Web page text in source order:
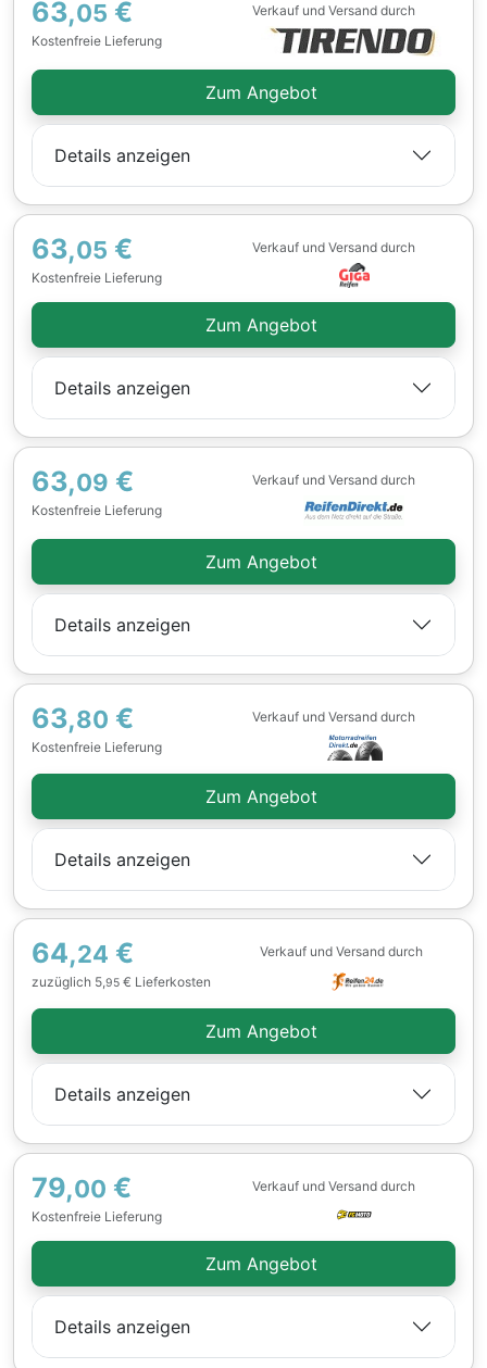
63,05 €
Kostenfreie Lieferung
Verkauf und Versand durch
Zum Angebot
Details anzeigen
63,05 €
Kostenfreie Lieferung
Verkauf und Versand durch
Zum Angebot
Details anzeigen
63,09 €
Kostenfreie Lieferung
Verkauf und Versand durch
Zum Angebot
Details anzeigen
63,80 €
Kostenfreie Lieferung
Verkauf und Versand durch
Zum Angebot
Details anzeigen
64,24 €
zuzüglich 5,95 € Lieferkosten
Verkauf und Versand durch
Zum Angebot
Details anzeigen
79,00 €
Kostenfreie Lieferung
Verkauf und Versand durch
Zum Angebot
Details anzeigen